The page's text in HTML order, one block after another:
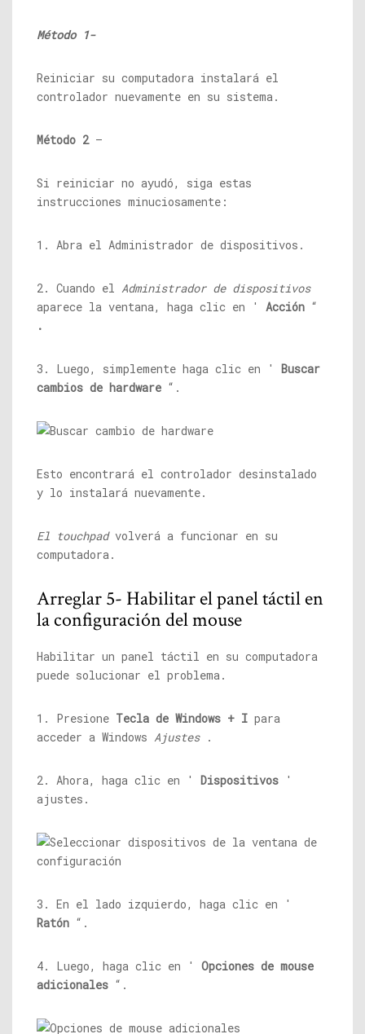
Método 1-
Reiniciar su computadora instalará el
controlador nuevamente en su sistema.
Método 2–
Si reiniciar no ayudó, siga estas
instrucciones minuciosamente:
1. Abra el Administrador de dispositivos.
2. Cuando el Administrador de dispositivos
aparece la ventana, haga clic en ' Acción “
.
3. Luego, simplemente haga clic en ' Buscar
cambios de hardware “.
Esto encontrará el controlador desinstalado
y lo instalará nuevamente.
El touchpadvolverá a funcionar en su
computadora.
Arreglar 5- Habilitar el panel táctil en
la configuración del mouse
Habilitar un panel táctil en su computadora
puede solucionar el problema.
1. Presione Tecla de Windows + I para
acceder a Windows Ajustes.
2. Ahora, haga clic en ' Dispositivos '
ajustes.
3. En el lado izquierdo, haga clic en '
Ratón “.
4. Luego, haga clic en ' Opciones de mouse
adicionales “.